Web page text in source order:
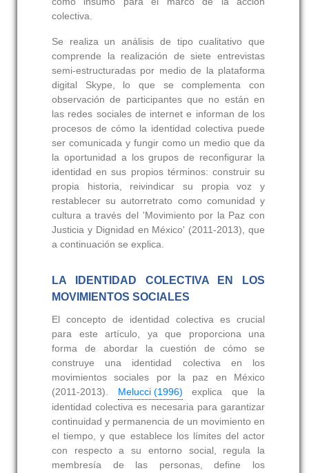
colectiva.
Se realiza un análisis de tipo cualitativo que
comprende la realización de siete entrevistas
semi-estructuradas por medio de la plataforma
digital Skype, lo que se complementa con
observación de participantes que no están en
las redes sociales de internet e informan de los
procesos de cómo la identidad colectiva puede
ser comunicada y fungir como un medio que da
la oportunidad a los grupos de reconfigurar la
identidad en sus propios términos: construir su
propia historia, reivindicar su propia voz y
restablecer su autorretrato como comunidad y
cultura a través del 'Movimiento por la Paz con
Justicia y Dignidad en México' (2011-2013), que
a continuación se explica.
LA IDENTIDAD COLECTIVA EN LOS
MOVIMIENTOS SOCIALES
El concepto de identidad colectiva es crucial
para este artículo, ya que proporciona una
forma de abordar la cuestión de cómo se
construye una identidad colectiva en los
movimientos sociales por la paz en México
(2011-2013). Melucci (1996) explica que la
identidad colectiva es necesaria para garantizar
continuidad y permanencia de un movimiento en
el tiempo, y que establece los límites del actor
con respecto a su entorno social, regula la
membresía de las personas, define los